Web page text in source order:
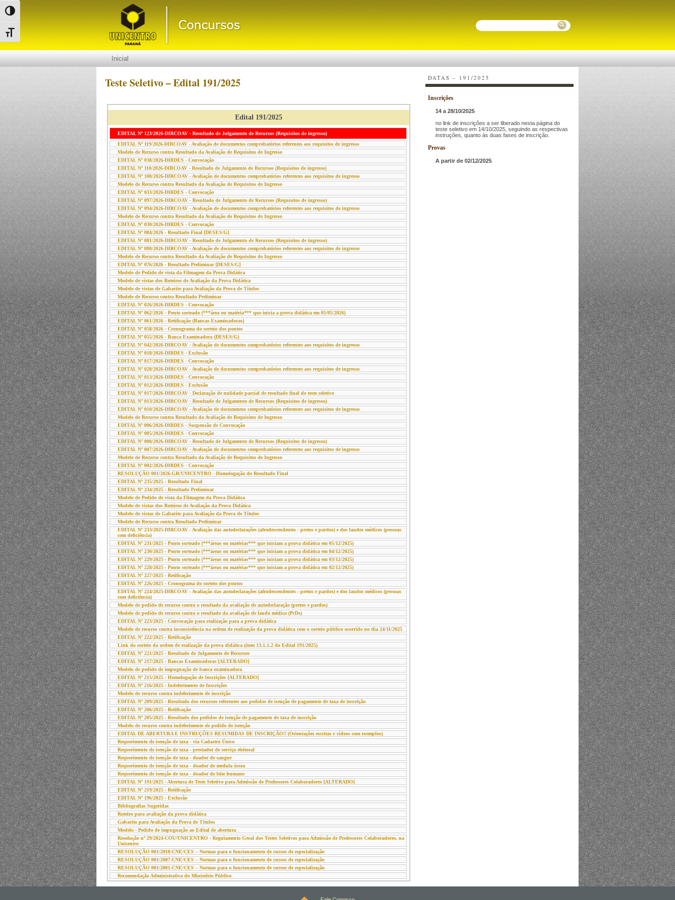
Alternar alto contraste
Alternar tamanho da fonte
Pesquisar
Inicial
Teste Seletivo – Edital 191/2025
Edital 191/2025
EDITAL Nº 123/2026-DIRCOAV - Resultado de Julgamento de Recursos (Requisitos de ingresso)
EDITAL Nº 119/2026-DIRCOAV - Avaliação de documentos comprobatórios referentes aos requisitos de ingresso
Modelo de Recurso contra Resultado da Avaliação de Requisitos de Ingresso
EDITAL Nº 038/2026-DIRDES - Convocação
EDITAL Nº 110/2026-DIRCOAV - Resultado de Julgamento de Recursos (Requisitos de ingresso)
EDITAL Nº 108/2026-DIRCOAV - Avaliação de documentos comprobatórios referentes aos requisitos de ingresso
Modelo de Recurso contra Resultado da Avaliação de Requisitos de Ingresso
EDITAL Nº 033/2026-DIRDES - Convocação
EDITAL Nº 097/2026-DIRCOAV - Resultado de Julgamento de Recursos (Requisitos de ingresso)
EDITAL Nº 094/2026-DIRCOAV - Avaliação de documentos comprobatórios referentes aos requisitos de ingresso
Modelo de Recurso contra Resultado da Avaliação de Requisitos de Ingresso
EDITAL Nº 030/2026-DIRDES - Convocação
EDITAL Nº 084/2026 - Resultado Final [DESES/G]
EDITAL Nº 081/2026-DIRCOAV - Resultado de Julgamento de Recursos (Requisitos de ingresso)
EDITAL Nº 080/2026-DIRCOAV - Avaliação de documentos comprobatórios referentes aos requisitos de ingresso
Modelo de Recurso contra Resultado da Avaliação de Requisitos de Ingresso
EDITAL Nº 076/2026 - Resultado Preliminar [DESES/G]
Modelo de Pedido de vista da Filmagem da Prova Didática
Modelo de vistas dos Roteiros de Avaliação da Prova Didática
Modelo de vistas de Gabarito para Avaliação da Prova de Títulos
Modelo de Recurso contra Resultado Preliminar
EDITAL Nº 026/2026-DIRDES - Convocação
EDITAL Nº 062/2026 - Ponto sorteado (***área ou matéria*** que inicia a prova didática em 05/05/2026)
EDITAL Nº 061/2026 - Retificação (Bancas Examinadoras)
EDITAL Nº 058/2026 - Cronograma do sorteio dos pontos
EDITAL Nº 055/2026 - Banca Examinadora (DESES/G)
EDITAL Nº 042/2026-DIRCOAV - Avaliação de documentos comprobatórios referentes aos requisitos de ingresso
EDITAL Nº 018/2026-DIRDES - Exclusão
EDITAL Nº 017/2026-DIRDES - Convocação
EDITAL Nº 028/2026-DIRCOAV - Avaliação de documentos comprobatórios referentes aos requisitos de ingresso
EDITAL Nº 013/2026-DIRDES - Convocação
EDITAL Nº 012/2026-DIRDES - Exclusão
EDITAL Nº 017/2026-DIRCOAV - Declaração de nulidade parcial de resultado final do teste seletivo
EDITAL Nº 013/2026-DIRCOAV - Resultado de Julgamento de Recursos (Requisitos de ingresso)
EDITAL Nº 010/2026-DIRCOAV - Avaliação de documentos comprobatórios referentes aos requisitos de ingresso
Modelo de Recurso contra Resultado da Avaliação de Requisitos de Ingresso
EDITAL Nº 006/2026-DIRDES - Suspensão de Convocação
EDITAL Nº 005/2026-DIRDES - Convocação
EDITAL Nº 008/2026-DIRCOAV - Resultado de Julgamento de Recursos (Requisitos de ingresso)
EDITAL Nº 007/2026-DIRCOAV - Avaliação de documentos comprobatórios referentes aos requisitos de ingresso
Modelo de Recurso contra Resultado da Avaliação de Requisitos de Ingresso
EDITAL Nº 002/2026-DIRDES - Convocação
RESOLUÇÃO 001/2026-GR/UNICENTRO - Homologação do Resultado Final
EDITAL Nº 235/2025 - Resultado Final
EDITAL Nº 234/2025 - Resultado Preliminar
Modelo de Pedido de vista da Filmagem da Prova Didática
Modelo de vistas dos Roteiros de Avaliação da Prova Didática
Modelo de vistas de Gabarito para Avaliação da Prova de Títulos
Modelo de Recurso contra Resultado Preliminar
EDITAL Nº 233/2025-DIRCOAV - Avaliação das autodeclarações (afrodescendentes - pretos e pardos) e dos laudos médicos (pessoas
com deficiência)
EDITAL Nº 231/2025 - Ponto sorteado (***áreas ou matérias*** que iniciam a prova didática em 05/12/2025)
EDITAL Nº 230/2025 - Ponto sorteado (***áreas ou matérias*** que iniciam a prova didática em 04/12/2025)
EDITAL Nº 229/2025 - Ponto sorteado (***áreas ou matérias*** que iniciam a prova didática em 03/12/2025)
EDITAL Nº 228/2025 - Ponto sorteado (***áreas ou matérias*** que iniciam a prova didática em 02/12/2025)
EDITAL Nº 227/2025 - Retificação
EDITAL Nº 226/2025 - Cronograma do sorteio dos pontos
EDITAL Nº 224/2025-DIRCOAV - Avaliação das autodeclarações (afrodescendentes - pretos e pardos) e dos laudos médicos (pessoas
com deficiência)
Modelo de pedido de recurso contra o resultado da avaliação de autodeclaração (pretos e pardos)
Modelo de pedido de recurso contra o resultado da avaliação de laudo médico (PcDs)
EDITAL Nº 223/2025 - Convocação para realização para a prova didática
Modelo de recurso contra inconsistência na ordem de realização da prova didática com o sorteio público ocorrido no dia 24/11/2025
EDITAL Nº 222/2025 - Retificação
Link do sorteio da ordem de realização da prova didática (item 13.1.1.2 do Edital 191/2025)
EDITAL Nº 221/2025 - Resultado de Julgamento de Recursos
EDITAL Nº 217/2025 - Bancas Examinadoras [ALTERADO]
Modelo de pedido de impugnação de banca examinadora
EDITAL Nº 215/2025 - Homologação de Inscrições [ALTERADO]
EDITAL Nº 216/2025 - Indeferimento de Inscrições
Modelo de recurso contra indeferimento de inscrição
EDITAL Nº 209/2025 - Resultado dos recursos referentes aos pedidos de isenção de pagamento de taxa de inscrição
EDITAL Nº 206/2025 - Retificação
EDITAL Nº 205/2025 - Resultado dos pedidos de isenção de pagamento de taxa de inscrição
Modelo de recurso contra indeferimento de pedido de isenção
EDITAL DE ABERTURA E INSTRUÇÕES RESUMIDAS DE INSCRIÇÃO!! (Orientações escritas e vídeos com exemplos)
Requerimento de isenção de taxa - via Cadastro Único
Requerimento de isenção de taxa - prestador de serviço eleitoral
Requerimento de isenção de taxa - doador de sangue
Requerimento de isenção de taxa - doador de medula óssea
Requerimento de isenção de taxa - doador de leite humano
EDITAL Nº 191/2025 - Abertura de Teste Seletivo para Admissão de Professores Colaboradores [ALTERADO]
EDITAL Nº 219/2025 - Retificação
EDITAL Nº 196/2025 - Exclusão
Bibliografias Sugeridas
Roteiro para avaliação da prova didática
Gabarito para Avaliação da Prova de Títulos
Modelo - Pedido de impugnação ao Edital de abertura
Resolução nº 29/2024-COU/UNICENTRO - Regulamento Geral dos Testes Seletivos para Admissão de Professores Colaboradores, na
Unicentro
RESOLUÇÃO 001/2018-CNE/CES – Normas para o funcionamento de cursos de especialização
RESOLUÇÃO 001/2007-CNE/CES – Normas para o funcionamento de cursos de especialização
RESOLUÇÃO 001/2001-CNE/CES – Normas para o funcionamento de cursos de especialização
Recomendação Administrativa do Ministério Público
DATAS – 191/2025
Inscrições
14 a 28/10/2025
no link de inscrições a ser liberado nesta página do
teste seletivo em 14/10/2025, seguindo as respectivas
instruções, quanto às duas fases de inscrição.
Provas
A partir de 02/12/2025